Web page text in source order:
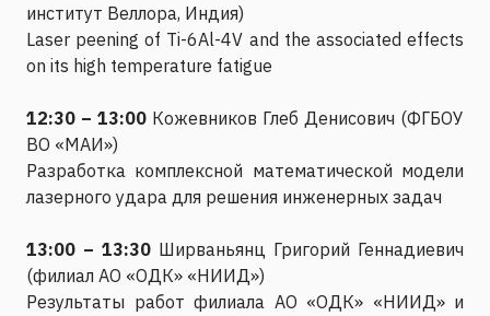
институт Веллора, Индия)
Laser peening of Ti-6Al-4V and the associated effects
on its high temperature fatigue
12:30 – 13:00 Кожевников Глеб Денисович (ФГБОУ
ВО «МАИ»)
Разработка комплексной математической модели
лазерного удара для решения инженерных задач
13:00 – 13:30 Ширваньянц Григорий Геннадиевич
(филиал АО «ОДК» «НИИД»)
Результаты работ филиала АО «ОДК» «НИИД» и